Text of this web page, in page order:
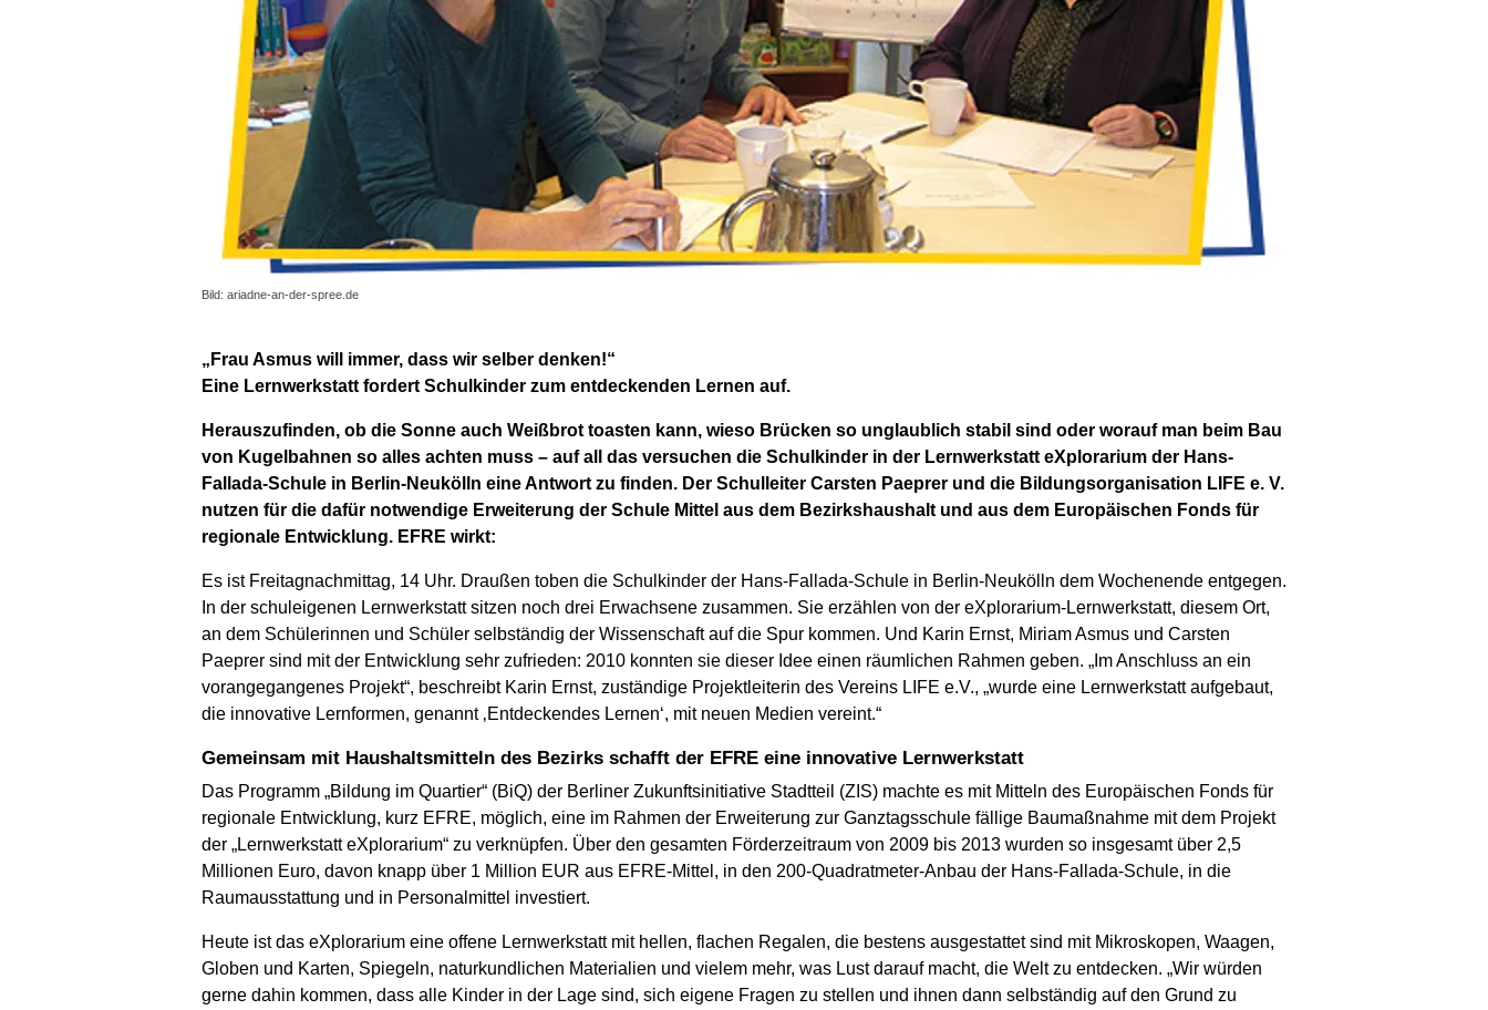
Bild: ariadne-an-der-spree.de
„Frau Asmus will immer, dass wir selber denken!“
Eine Lernwerkstatt fordert Schulkinder zum entdeckenden Lernen auf.
Herauszufinden, ob die Sonne auch Weißbrot toasten kann, wieso Brücken so unglaublich stabil sind oder worauf man beim Bau
von Kugelbahnen so alles achten muss – auf all das versuchen die Schulkinder in der Lernwerkstatt eXplorarium der Hans-
Fallada-Schule in Berlin-Neukölln eine Antwort zu finden. Der Schulleiter Carsten Paeprer und die Bildungsorganisation LIFE e. V.
nutzen für die dafür notwendige Erweiterung der Schule Mittel aus dem Bezirkshaushalt und aus dem Europäischen Fonds für
regionale Entwicklung. EFRE wirkt:
Es ist Freitagnachmittag, 14 Uhr. Draußen toben die Schulkinder der Hans-Fallada-Schule in Berlin-Neukölln dem Wochenende entgegen.
In der schuleigenen Lernwerkstatt sitzen noch drei Erwachsene zusammen. Sie erzählen von der eXplorarium-Lernwerkstatt, diesem Ort,
an dem Schülerinnen und Schüler selbständig der Wissenschaft auf die Spur kommen. Und Karin Ernst, Miriam Asmus und Carsten
Paeprer sind mit der Entwicklung sehr zufrieden: 2010 konnten sie dieser Idee einen räumlichen Rahmen geben. „Im Anschluss an ein
vorangegangenes Projekt“, beschreibt Karin Ernst, zuständige Projektleiterin des Vereins LIFE e.V., „wurde eine Lernwerkstatt aufgebaut,
die innovative Lernformen, genannt ‚Entdeckendes Lernen‘, mit neuen Medien vereint.“
Gemeinsam mit Haushaltsmitteln des Bezirks schafft der EFRE eine innovative Lernwerkstatt
Das Programm „Bildung im Quartier“ (BiQ) der Berliner Zukunftsinitiative Stadtteil (ZIS) machte es mit Mitteln des Europäischen Fonds für
regionale Entwicklung, kurz EFRE, möglich, eine im Rahmen der Erweiterung zur Ganztagsschule fällige Baumaßnahme mit dem Projekt
der „Lernwerkstatt eXplorarium“ zu verknüpfen. Über den gesamten Förderzeitraum von 2009 bis 2013 wurden so insgesamt über 2,5
Millionen Euro, davon knapp über 1 Million EUR aus EFRE-Mittel, in den 200-Quadratmeter-Anbau der Hans-Fallada-Schule, in die
Raumausstattung und in Personalmittel investiert.
Heute ist das eXplorarium eine offene Lernwerkstatt mit hellen, flachen Regalen, die bestens ausgestattet sind mit Mikroskopen, Waagen,
Globen und Karten, Spiegeln, naturkundlichen Materialien und vielem mehr, was Lust darauf macht, die Welt zu entdecken. „Wir würden
gerne dahin kommen, dass alle Kinder in der Lage sind, sich eigene Fragen zu stellen und ihnen dann selbständig auf den Grund zu